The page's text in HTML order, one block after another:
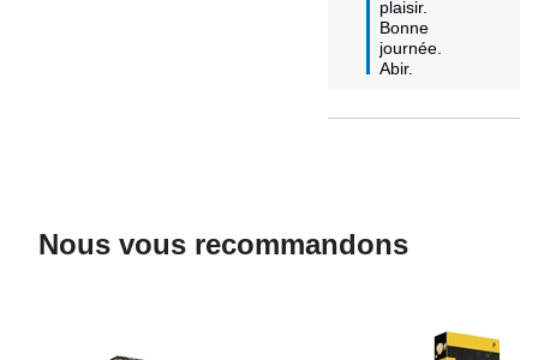
plaisir.
Bonne
journée.
Abir.
Nous vous recommandons